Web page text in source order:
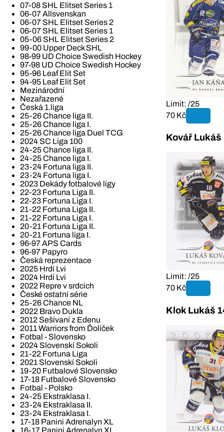
07-08 SHL Elitset Series 1
06-07 Allsvenskan
06-07 SHL Elitset Series 2
06-07 SHL Elitset Series 1
05-06 SHL Elitset Series 2
99-00 Upper Deck SHL
98-99 UD Choice Swedish Hockey
97-98 UD Choice Swedish Hockey
95-96 Leaf Elit Set
94-95 Leaf Elit Set
Mezinárodní
Nezařazené
Česká 1.liga
25-26 Chance liga II.
25-26 Chance liga I.
25-26 Chance liga Duel TCG
2024 SC Liga 100
24-25 Chance liga II.
24-25 Chance liga I.
23-24 Fortuna liga II.
23-24 Fortuna liga I.
2023 Dekády fotbalové ligy
22-23 Fortuna Liga II.
22-23 Fortuna Liga I.
21-22 Fortuna Liga II.
21-22 Fortuna Liga I.
20-21 Fortuna Liga II.
20-21 Fortuna liga I.
96-97 APS Cards
96-97 Papyro
Česká reprezentace
2025 Hrdí Lvi
2024 Hrdí Lvi
2022 Repre v srdcích
České ostatní série
25-26 Chance NL
2022 Bravo Dukla
2012 Sešívaní z Edenu
2011 Warriors from Ďolíček
Fotbal - Slovensko
2024 Slovenskí Sokoli
21-22 Fortuna Liga
2021 Slovenskí Sokoli
19-20 Futbalové Slovensko
17-18 Futbalové Slovensko
Fotbal - Polsko
24-25 Ekstraklasa I.
23-24 Ekstraklasa II.
23-24 Ekstraklasa I.
17-18 Panini Adrenalyn XL
16-17 Panini Adrenalyn XL
Limit: /25
70 Kč
Kovář Lukáš
Limit: /25
70 Kč
Klok Lukáš